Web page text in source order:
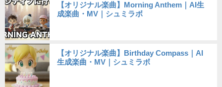
【オリジナル楽曲】Morning Anthem｜AI生
成楽曲・MV｜シュミラボ
【オリジナル楽曲】Birthday Compass｜AI
生成楽曲・MV｜シュミラボ